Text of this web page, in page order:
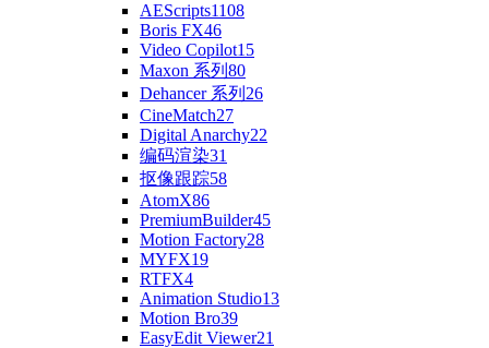
AEScripts1108
Boris FX46
Video Copilot15
Maxon 系列 80
Dehancer 系列 26
CineMatch27
Digital Anarchy22
编码渲染31
抠像跟踪58
AtomX86
PremiumBuilder45
Motion Factory28
MYFX19
RTFX4
Animation Studio13
Motion Bro39
EasyEdit Viewer21